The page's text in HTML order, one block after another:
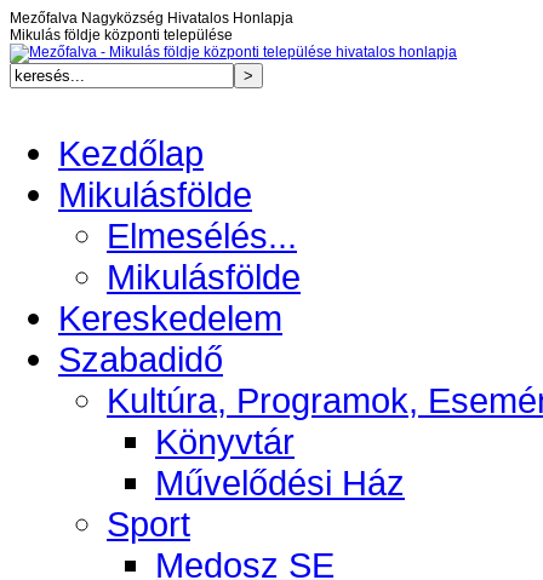
Mezőfalva Nagyközség Hivatalos Honlapja
Mikulás földje központi települése
Kezdőlap
Mikulásfölde
Elmesélés...
Mikulásfölde
Kereskedelem
Szabadidő
Kultúra, Programok,
Könyvtár
Művelődési Ház
Sport
Medosz SE